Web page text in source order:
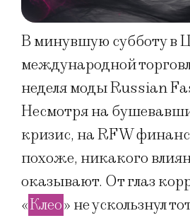
В минувшую субботу в
международной
неделя моды Russian
Несмотря на
кризис, на RFW
похоже, никакого
оказывают. От глаз
«Клео» не ускользнул